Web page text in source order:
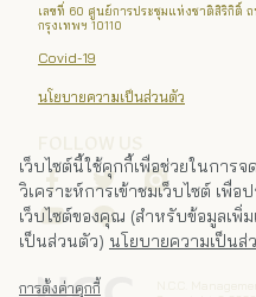
เลขที่ 60 ศูนย์การประชุมแห่งชาติสิริกิติ์
กรุงเทพฯ 10110
Covid-19
นโยบายความเป็นส่วนตัว
N.C.C.
เว็บไซต์นี้ใช้คุกกี้เพื่อช่วยในการ
วิเคราะห์การเข้าชมเว็บไซต์ เพื่
เว็บไซต์ของคุณ (สำหรับข้อมูลเ
เป็นส่วนตัว) นโยบายความเป็นส่
การตั้งค่าคุกกี้